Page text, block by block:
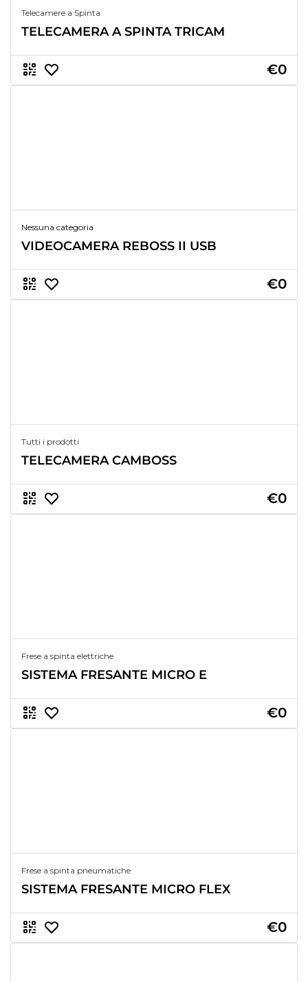
Telecamere a Spinta
TELECAMERA A SPINTA TRICAM
€0
Nessuna categoria
VIDEOCAMERA REBOSS II USB
€0
Tutti i prodotti
TELECAMERA CAMBOSS
€0
Frese a spinta elettriche
SISTEMA FRESANTE MICRO E
€0
Frese a spinta pneumatiche
SISTEMA FRESANTE MICRO FLEX
€0